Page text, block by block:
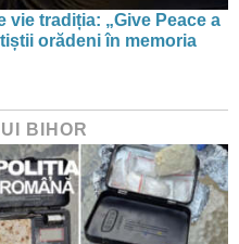
vie tradiția: „Give Peace a
orădeni în memoria
BIHOR